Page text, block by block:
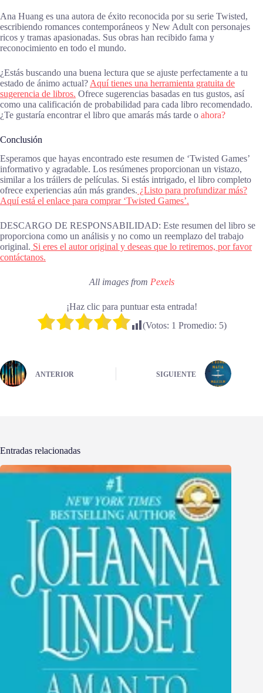
Ana Huang es una autora de éxito reconocida por su serie Twisted,
escribiendo romances contemporáneos y New Adult con personajes
ricos y tramas apasionadas. Sus obras han recibido fama y
reconocimiento en todo el mundo.
¿Estás buscando una buena lectura que se ajuste perfectamente a tu
estado de ánimo actual? Aquí tienes una herramienta gratuita de
sugerencia de libros. Ofrece sugerencias basadas en tus gustos, así
como una calificación de probabilidad para cada libro recomendado.
¿Te gustaría encontrar el libro que amarás más tarde o ahora?
Conclusión
Esperamos que hayas encontrado este resumen de ‘Twisted Games’
informativo y agradable. Los resúmenes proporcionan un vistazo,
similar a los tráilers de películas. Si estás intrigado, el libro completo
ofrece experiencias aún más grandes. ¿Listo para profundizar más?
Aquí está el enlace para comprar ‘Twisted Games’.
DESCARGO DE RESPONSABILIDAD: Este resumen del libro se
proporciona como un análisis y no como un reemplazo del trabajo
original. Si eres el autor original y deseas que lo retiremos, por favor
contáctanos.
All images from Pexels
¡Haz clic para puntuar esta entrada!
(Votos: 1 Promedio: 5)
ANTERIOR SIGUIENTE
Entradas relacionadas